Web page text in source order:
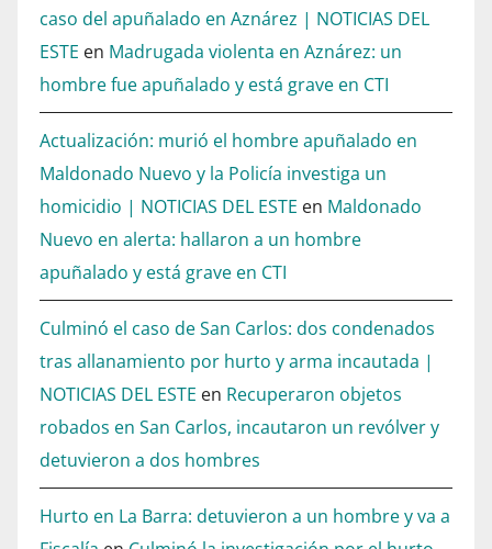
caso del apuñalado en Aznárez | NOTICIAS DEL
ESTE en Madrugada violenta en Aznárez: un
hombre fue apuñalado y está grave en CTI
Actualización: murió el hombre apuñalado en
Maldonado Nuevo y la Policía investiga un
homicidio | NOTICIAS DEL ESTE en Maldonado
Nuevo en alerta: hallaron a un hombre
apuñalado y está grave en CTI
Culminó el caso de San Carlos: dos condenados
tras allanamiento por hurto y arma incautada |
NOTICIAS DEL ESTE en Recuperaron objetos
robados en San Carlos, incautaron un revólver y
detuvieron a dos hombres
Hurto en La Barra: detuvieron a un hombre y va a